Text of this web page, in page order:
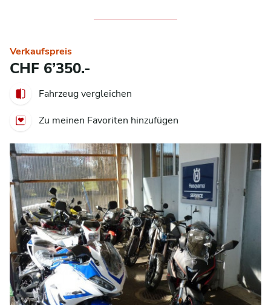
Verkaufspreis
CHF 6’350.-
Fahrzeug vergleichen
Zu meinen Favoriten hinzufügen